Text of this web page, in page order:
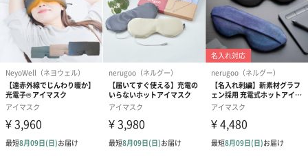
プリザーブドフラワー
ブーケ（ピンク）
（2,580円）
プリザーブドフラワー
ブーケ（ブルー）
アミュレット
ク）（1,500円
紅茶・コーヒー・スイーツ
紅茶・コーヒー・スイーツを同梱してお届けいたします。ギフト
への＋αにおすすめです。